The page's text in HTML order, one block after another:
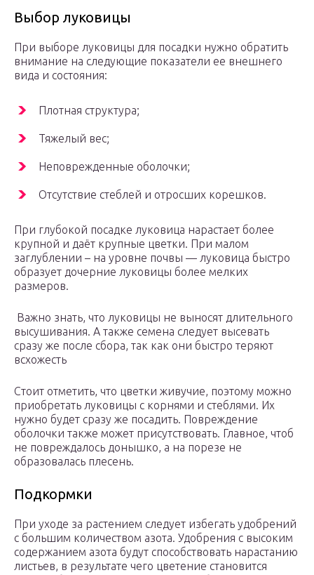
Выбор луковицы
При выборе луковицы для посадки нужно обратить
внимание на следующие показатели ее внешнего
вида и состояния:
Плотная структура;
Тяжелый вес;
Неповрежденные оболочки;
Отсутствие стеблей и отросших корешков.
При глубокой посадке луковица нарастает более
крупной и даёт крупные цветки. При малом
заглублении – на уровне почвы — луковица быстро
образует дочерние луковицы более мелких
размеров.
Важно знать, что луковицы не выносят длительного
высушивания. А также семена следует высевать
сразу же после сбора, так как они быстро теряют
всхожесть
Стоит отметить, что цветки живучие, поэтому можно
приобретать луковицы с корнями и стеблями. Их
нужно будет сразу же посадить. Повреждение
оболочки также может присутствовать. Главное, чтоб
не повреждалось донышко, а на порезе не
образовалась плесень.
Подкормки
При уходе за растением следует избегать удобрений
с большим количеством азота. Удобрения с высоким
содержанием азота будут способствовать нарастанию
листьев, в результате чего цветение становится